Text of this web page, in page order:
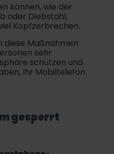
können, wie der
oder Diebstahl,
Kopfzerbrechen.
diese Maßnahmen
sehr
schützen und
Ihr Mobiltelefon
gesperrt